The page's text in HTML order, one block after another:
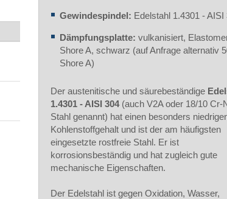
Gewindespindel: Edelstahl 1.4301 - AISI
Dämpfungsplatte:vulkanisiert,
Shore A, schwarz (auf Anfrage alternativ
Shore A)
Der austenitische und säurebeständige
1.4301 - AISI 304(auch V2A oder 18/10 Cr-
Stahl genannt) hat einen besonders
Kohlenstoffgehalt und ist der am häufigsten
eingesetzte rostfreie Stahl. Er ist
korrosionsbeständig und hat zugleich gute
mechanische Eigenschaften.
Der Edelstahl ist gegen Oxidation, Wasser,